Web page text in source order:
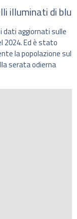
illuminati di blu
aggiornati sulle
2024. Ed è stato
la popolazione sul
serata odierna